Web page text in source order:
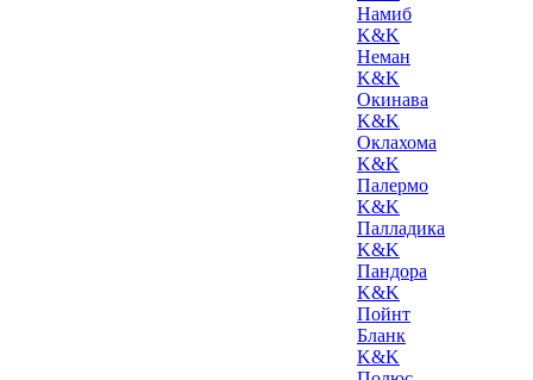
Намиб
K&K
Неман
K&K
Окинава
K&K
Оклахома
K&K
Палермо
K&K
Палладика
K&K
Пандора
K&K
Пойнт
Бланк
K&K